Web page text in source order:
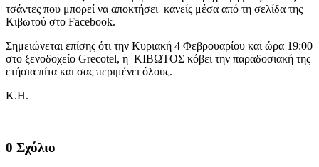
τσάντες που μπορεί να αποκτήσει κανείς μέσα από τη σελίδα της
Κιβωτού στο Facebook.
Σημειώνεται επίσης ότι την Κυριακή 4 Φεβρουαρίου και ώρα 19:00
στο ξενοδοχείο Grecotel, η ΚΙΒΩΤΟΣ κόβει την παραδοσιακή της
ετήσια πίτα και σας περιμένει όλους.
Κ.Η.
0 Σχόλιο